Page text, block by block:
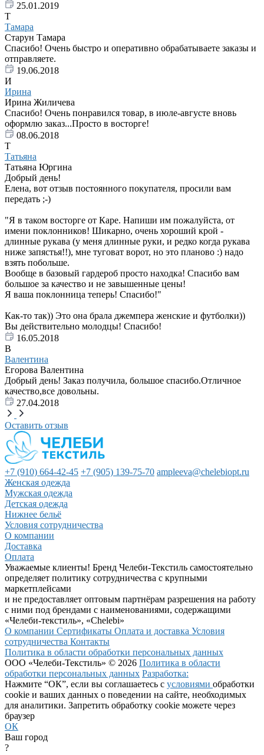
25.01.2019
Т
Тамара
Старун Тамара
Спасибо! Очень быстро и оперативно обрабатываете заказы и
отправляете.
19.06.2018
И
Ирина
Ирина Жиличева
Спасибо! Очень понравился товар, в июле-августе вновь
оформлю заказ...Просто в восторге!
08.06.2018
Т
Татьяна
Татьяна Юргина
Добрый день!
Елена, вот отзыв постоянного покупателя, просили вам
передать ;-)
"Я в таком восторге от Каре. Напиши им пожалуйста, от
имени поклонников! Шикарно, очень хороший крой -
длинные рукава (у меня длинные руки, и редко когда рукава
ниже запястья!!), мне туговат ворот, но это планово :) надо
взять побольше.
Вообще в базовый гардероб просто находка! Спасибо вам
большое за качество и не завышенные цены!
Я ваша поклонница теперь! Спасибо!"
Как-то так)) Это она брала джемпера женские и футболки))
Вы действительно молодцы! Спасибо!
16.05.2018
В
Валентина
Егорова Валентина
Добрый день! Заказ получила, большое спасибо.Отличное
качество,все довольны.
27.04.2018
Оставить отзыв
+7 (910) 664-42-45 +7 (905) 139-75-70 ampleeva@chelebiopt.ru
Женская одежда
Мужская одежда
Детская одежда
Нижнее бельё
Условия сотрудничества
О компании
Доставка
Оплата
Уважаемые клиенты! Бренд Челеби-Текстиль самостоятельно
определяет политику сотрудничества с крупными
маркетплейсами
и не предоставляет оптовым партнёрам разрешения на работу
с ними под брендами с наименованиями, содержащими
«Челеби-текстиль», «Chelebi»
О компании Сертификаты Оплата и доставка Условия
сотрудничества Контакты
Политика в области обработки персональных данных
ООО «Челеби-Текстиль» © 2026 Политика в области
обработки персональных данных Разработка:
Нажмите “ОК”, если вы соглашаетесь с условиями обработки
cookie и ваших данных о поведении на сайте, необходимых
для аналитики. Запретить обработку cookie можете через
браузер
ОК
Ваш город
?